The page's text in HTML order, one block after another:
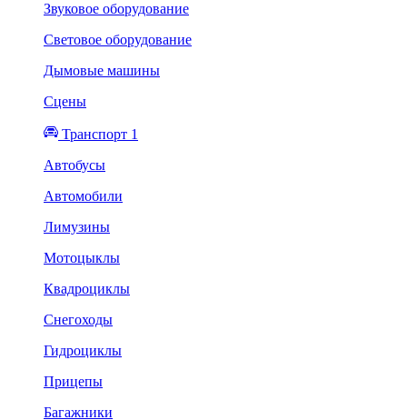
Звуковое оборудование
Световое оборудование
Дымовые машины
Сцены
Транспорт 1
Автобусы
Автомобили
Лимузины
Мотоцыклы
Квадроциклы
Снегоходы
Гидроциклы
Прицепы
Багажники